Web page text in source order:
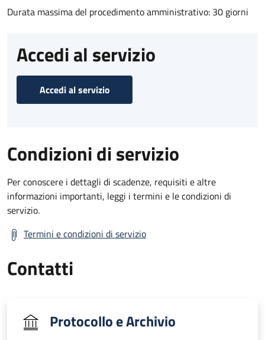
Durata massima del procedimento amministrativo: 30 giorni
Accedi al servizio
Accedi al servizio
Condizioni di servizio
Per conoscere i dettagli di scadenze, requisiti e altre
informazioni importanti, leggi i termini e le condizioni di
servizio.
Termini e condizioni di servizio
Contatti
Protocollo e Archivio